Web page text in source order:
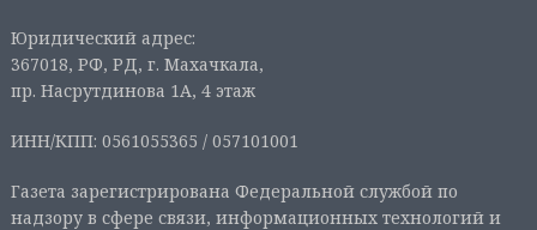
Юридический адрес:
367018, РФ, РД, г. Махачкала,
пр. Насрутдинова 1А, 4 этаж
ИНН/КПП: 0561055365 / 057101001
Газета зарегистрирована Федеральной службой по
надзору в сфере связи, информационных технологий и